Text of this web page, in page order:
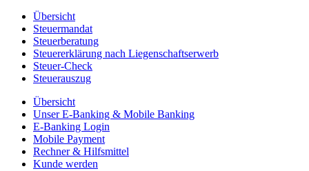
Übersicht
Steuermandat
Steuerberatung
Steuererklärung nach Liegenschaftserwerb
Steuer-Check
Steuerauszug
Übersicht
Unser E-Banking & Mobile Banking
E-Banking Login
Mobile Payment
Rechner & Hilfsmittel
Kunde werden